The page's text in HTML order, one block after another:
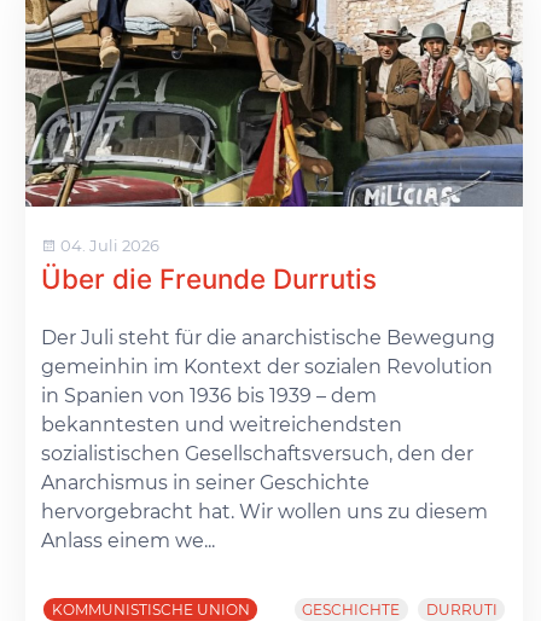
04. Juli 2026
Über die Freunde Durrutis
Der Juli steht für die anarchistische Bewegung
gemeinhin im Kontext der sozialen Revolution
in Spanien von 1936 bis 1939 – dem
bekanntesten und weitreichendsten
sozialistischen Gesellschaftsversuch, den der
Anarchismus in seiner Geschichte
hervorgebracht hat. Wir wollen uns zu diesem
Anlass einem we...
KOMMUNISTISCHE UNION GESCHICHTE
DURRUTI